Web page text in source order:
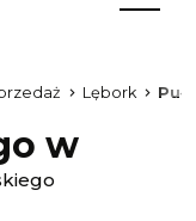
Lębork
w